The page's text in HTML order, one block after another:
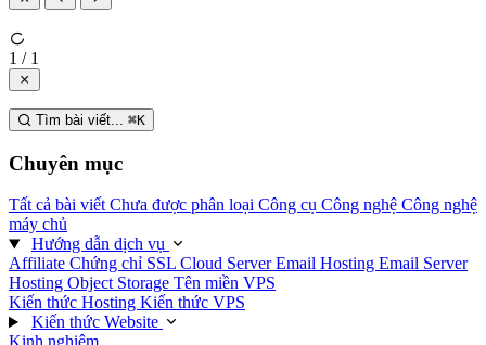
1 / 1
Tìm bài viết... ⌘K
Chuyên mục
Tất cả bài viết Chưa được phân loại Công cụ Công nghệ Công nghệ
máy chủ
Hướng dẫn dịch vụ
Affiliate Chứng chỉ SSL Cloud ServerEmail Hosting Email Server
Hosting Object Storage Tên miền VPS
Kiến thức Hosting Kiến thức VPS
Kiến thức Website